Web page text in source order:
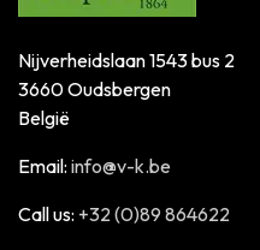
Nijverheidslaan 1543 bus 2
3660 Oudsbergen
België
Email: info@v-k.be
Call us: +32 (0)89 864622